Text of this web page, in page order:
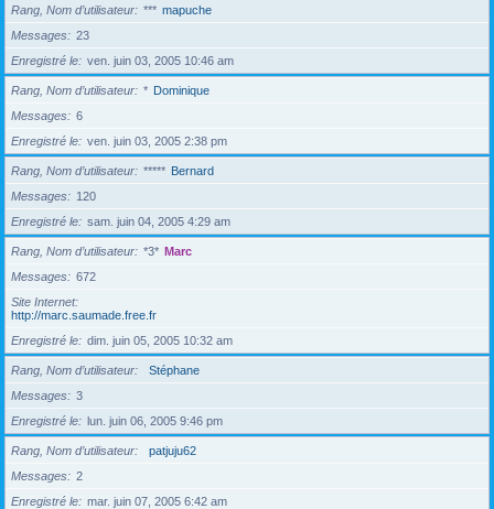
Rang, Nom d’utilisateur *** mapuche
Messages
23
Enregistré le
ven. juin 03, 2005 10:46 am
Rang, Nom d’utilisateur * Dominique
Messages
6
Enregistré le
ven. juin 03, 2005 2:38 pm
Rang, Nom d’utilisateur ***** Bernard
Messages
120
Enregistré le
sam. juin 04, 2005 4:29 am
Rang, Nom d’utilisateur *3* Marc
Messages
672
Site Internet
http://marc.saumade.free.fr
Enregistré le
dim. juin 05, 2005 10:32 am
Rang, Nom d’utilisateur
Stéphane
Messages
3
Enregistré le
lun. juin 06, 2005 9:46 pm
Rang, Nom d’utilisateur
patjuju62
Messages
2
Enregistré le
mar. juin 07, 2005 6:42 am